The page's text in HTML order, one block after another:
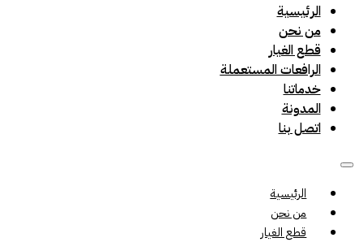
الرئيسية
من نحن
قطع الغيار
الرافعات المستعملة
خدماتنا
المدونة
اتصل بنا
الرئيسية
من نحن
قطع الغيار